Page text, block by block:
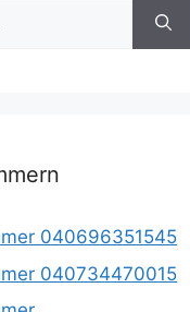
040696351545
040734470015